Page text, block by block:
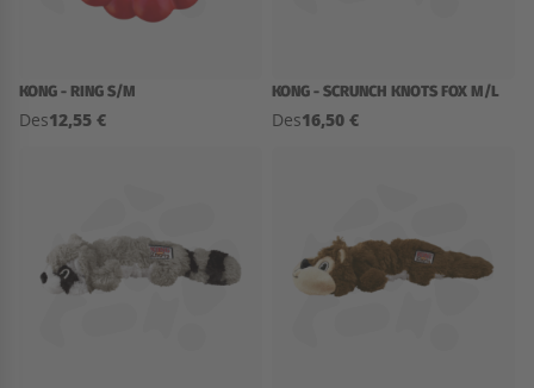
KONG - RING S/M
Des12,55 €
KONG - SCRUNCH KNOTS FOX M/L
Des16,50 €